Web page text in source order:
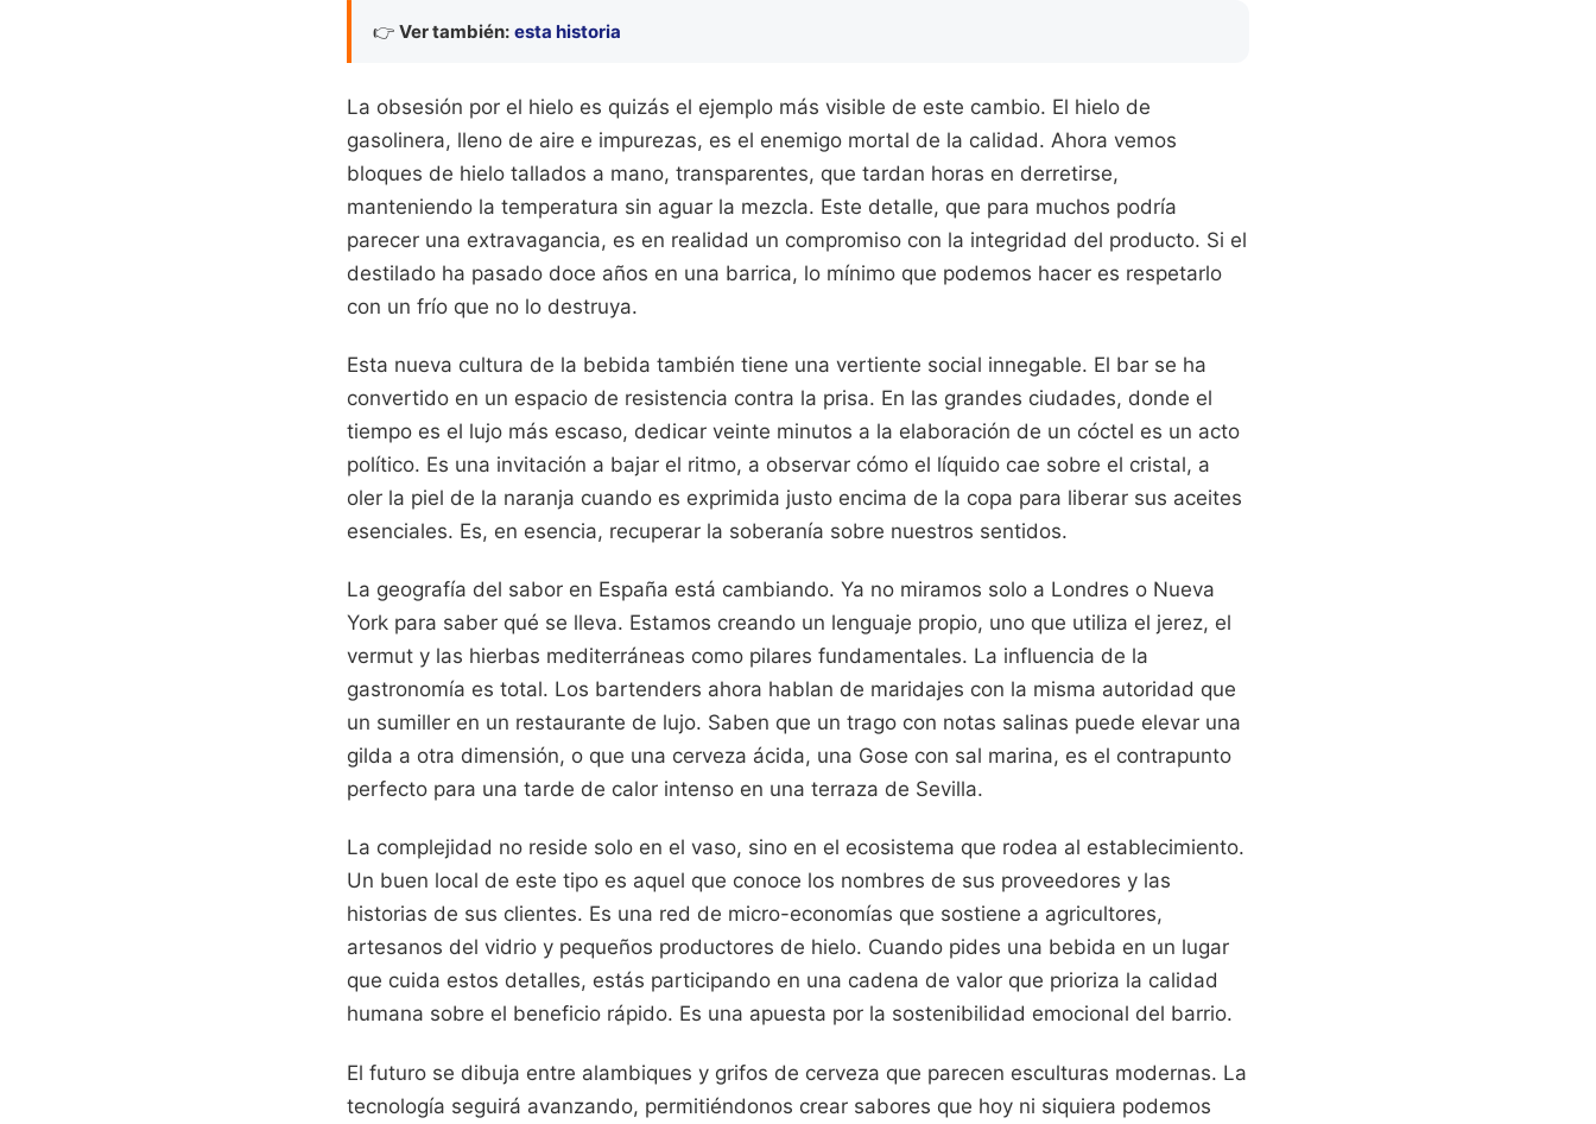
👉 Ver también: esta historia
La obsesión por el hielo es quizás el ejemplo más visible de este cambio. El hielo de
gasolinera, lleno de aire e impurezas, es el enemigo mortal de la calidad. Ahora vemos
bloques de hielo tallados a mano, transparentes, que tardan horas en derretirse,
manteniendo la temperatura sin aguar la mezcla. Este detalle, que para muchos podría
parecer una extravagancia, es en realidad un compromiso con la integridad del producto. Si el
destilado ha pasado doce años en una barrica, lo mínimo que podemos hacer es respetarlo
con un frío que no lo destruya.
Esta nueva cultura de la bebida también tiene una vertiente social innegable. El bar se ha
convertido en un espacio de resistencia contra la prisa. En las grandes ciudades, donde el
tiempo es el lujo más escaso, dedicar veinte minutos a la elaboración de un cóctel es un acto
político. Es una invitación a bajar el ritmo, a observar cómo el líquido cae sobre el cristal, a
oler la piel de la naranja cuando es exprimida justo encima de la copa para liberar sus aceites
esenciales. Es, en esencia, recuperar la soberanía sobre nuestros sentidos.
La geografía del sabor en España está cambiando. Ya no miramos solo a Londres o Nueva
York para saber qué se lleva. Estamos creando un lenguaje propio, uno que utiliza el jerez, el
vermut y las hierbas mediterráneas como pilares fundamentales. La influencia de la
gastronomía es total. Los bartenders ahora hablan de maridajes con la misma autoridad que
un sumiller en un restaurante de lujo. Saben que un trago con notas salinas puede elevar una
gilda a otra dimensión, o que una cerveza ácida, una Gose con sal marina, es el contrapunto
perfecto para una tarde de calor intenso en una terraza de Sevilla.
La complejidad no reside solo en el vaso, sino en el ecosistema que rodea al establecimiento.
Un buen local de este tipo es aquel que conoce los nombres de sus proveedores y las
historias de sus clientes. Es una red de micro-economías que sostiene a agricultores,
artesanos del vidrio y pequeños productores de hielo. Cuando pides una bebida en un lugar
que cuida estos detalles, estás participando en una cadena de valor que prioriza la calidad
humana sobre el beneficio rápido. Es una apuesta por la sostenibilidad emocional del barrio.
El futuro se dibuja entre alambiques y grifos de cerveza que parecen esculturas modernas. La
tecnología seguirá avanzando, permitiéndonos crear sabores que hoy ni siquiera podemos